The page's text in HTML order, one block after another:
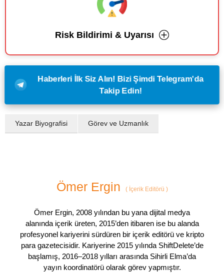
Risk Bildirimi & Uyarısı
Haberleri İlk Siz Alın! Bizi Şimdi Telegram'da
Takip Edin!
Yazar Biyografisi Görev ve Uzmanlık
Ömer Ergin (İçerik Editörü )
Ömer Ergin, 2008 yılından bu yana dijital medya
alanında içerik üreten, 2015’den itibaren ise bu alanda
profesyonel kariyerini sürdüren bir içerik editörü ve kripto
para gazetecisidir. Kariyerine 2015 yılında ShiftDelete’de
başlamış, 2016–2018 yılları arasında Sihirli Elma’da
yayın koordinatörü olarak görev yapmıştır.